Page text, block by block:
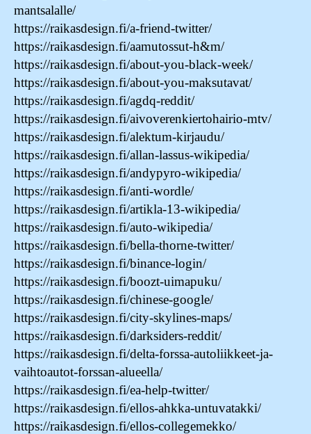
mantsalalle/
https://raikasdesign.fi/a-friend-twitter/
https://raikasdesign.fi/aamutossut-h&m/
https://raikasdesign.fi/about-you-black-week/
https://raikasdesign.fi/about-you-maksutavat/
https://raikasdesign.fi/agdq-reddit/
https://raikasdesign.fi/aivoverenkiertohairio-mtv/
https://raikasdesign.fi/alektum-kirjaudu/
https://raikasdesign.fi/allan-lassus-wikipedia/
https://raikasdesign.fi/andypyro-wikipedia/
https://raikasdesign.fi/anti-wordle/
https://raikasdesign.fi/artikla-13-wikipedia/
https://raikasdesign.fi/auto-wikipedia/
https://raikasdesign.fi/bella-thorne-twitter/
https://raikasdesign.fi/binance-login/
https://raikasdesign.fi/boozt-uimapuku/
https://raikasdesign.fi/chinese-google/
https://raikasdesign.fi/city-skylines-maps/
https://raikasdesign.fi/darksiders-reddit/
https://raikasdesign.fi/delta-forssa-autoliikkeet-ja-
vaihtoautot-forssan-alueella/
https://raikasdesign.fi/ea-help-twitter/
https://raikasdesign.fi/ellos-ahkka-untuvatakki/
https://raikasdesign.fi/ellos-collegemekko/